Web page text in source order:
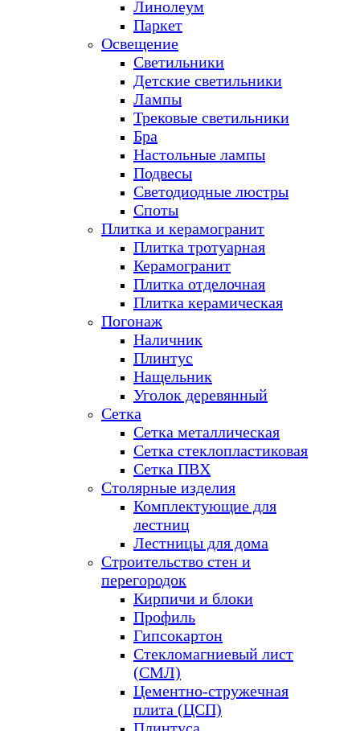
Линолеум
Паркет
Освещение
Светильники
Детские светильники
Лампы
Трековые светильники
Бра
Настольные лампы
Подвесы
Светодиодные люстры
Споты
Плитка и керамогранит
Плитка тротуарная
Керамогранит
Плитка отделочная
Плитка керамическая
Погонаж
Наличник
Плинтус
Нащельник
Уголок деревянный
Сетка
Сетка металлическая
Сетка стеклопластиковая
Сетка ПВХ
Столярные изделия
Комплектующие для
лестниц
Лестницы для дома
Строительство стен и
перегородок
Кирпичи и блоки
Профиль
Гипсокартон
Стекломагниевый лист
(СМЛ)
Цементно-стружечная
плита (ЦСП)